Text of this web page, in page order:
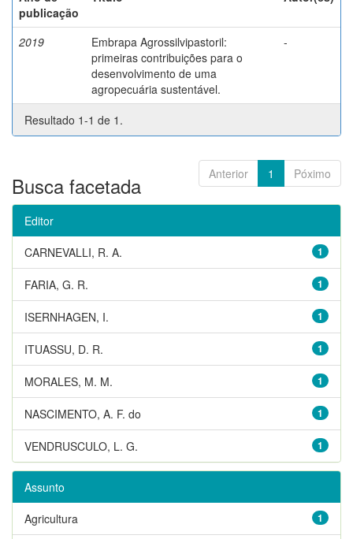
publicação
2019
Embrapa Agrossilvipastoril:
primeiras contribuições para o
desenvolvimento de uma
agropecuária sustentável.
-
Resultado 1-1 de 1.
Anterior 1 Póximo
Busca facetada
Editor
1
CARNEVALLI, R. A.
1
FARIA, G. R.
1
ISERNHAGEN, I.
1
ITUASSU, D. R.
1
MORALES, M. M.
1
NASCIMENTO, A. F. do
1
VENDRUSCULO, L. G.
Assunto
1
Agricultura